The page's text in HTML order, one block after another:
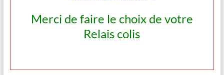
Merci de faire le choix de votre
Relais colis